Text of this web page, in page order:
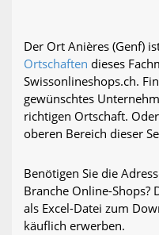
Der Ort Anières (Genf)
Ortschaften dieses
Swissonlineshops.ch.
gewünschtes
richtigen Ortschaft.
oberen Bereich dieser
Benötigen Sie die
Branche Online-Shops?
als Excel-Datei zum
käuflich erwerben.